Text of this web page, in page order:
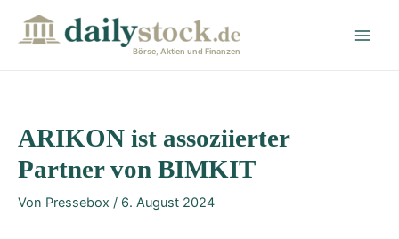
Börse, Aktien und Finanzen
ARIKON ist assoziierter
Partner von BIMKIT
Von Pressebox / 6. August 2024